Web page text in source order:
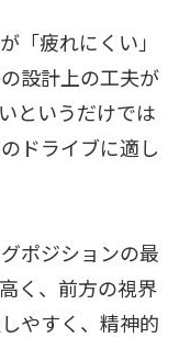
「疲れにくい」
設計上の工夫が
というだけでは
ドライブに適し
ポジションの最
く、前方の視界
やすく、精神的